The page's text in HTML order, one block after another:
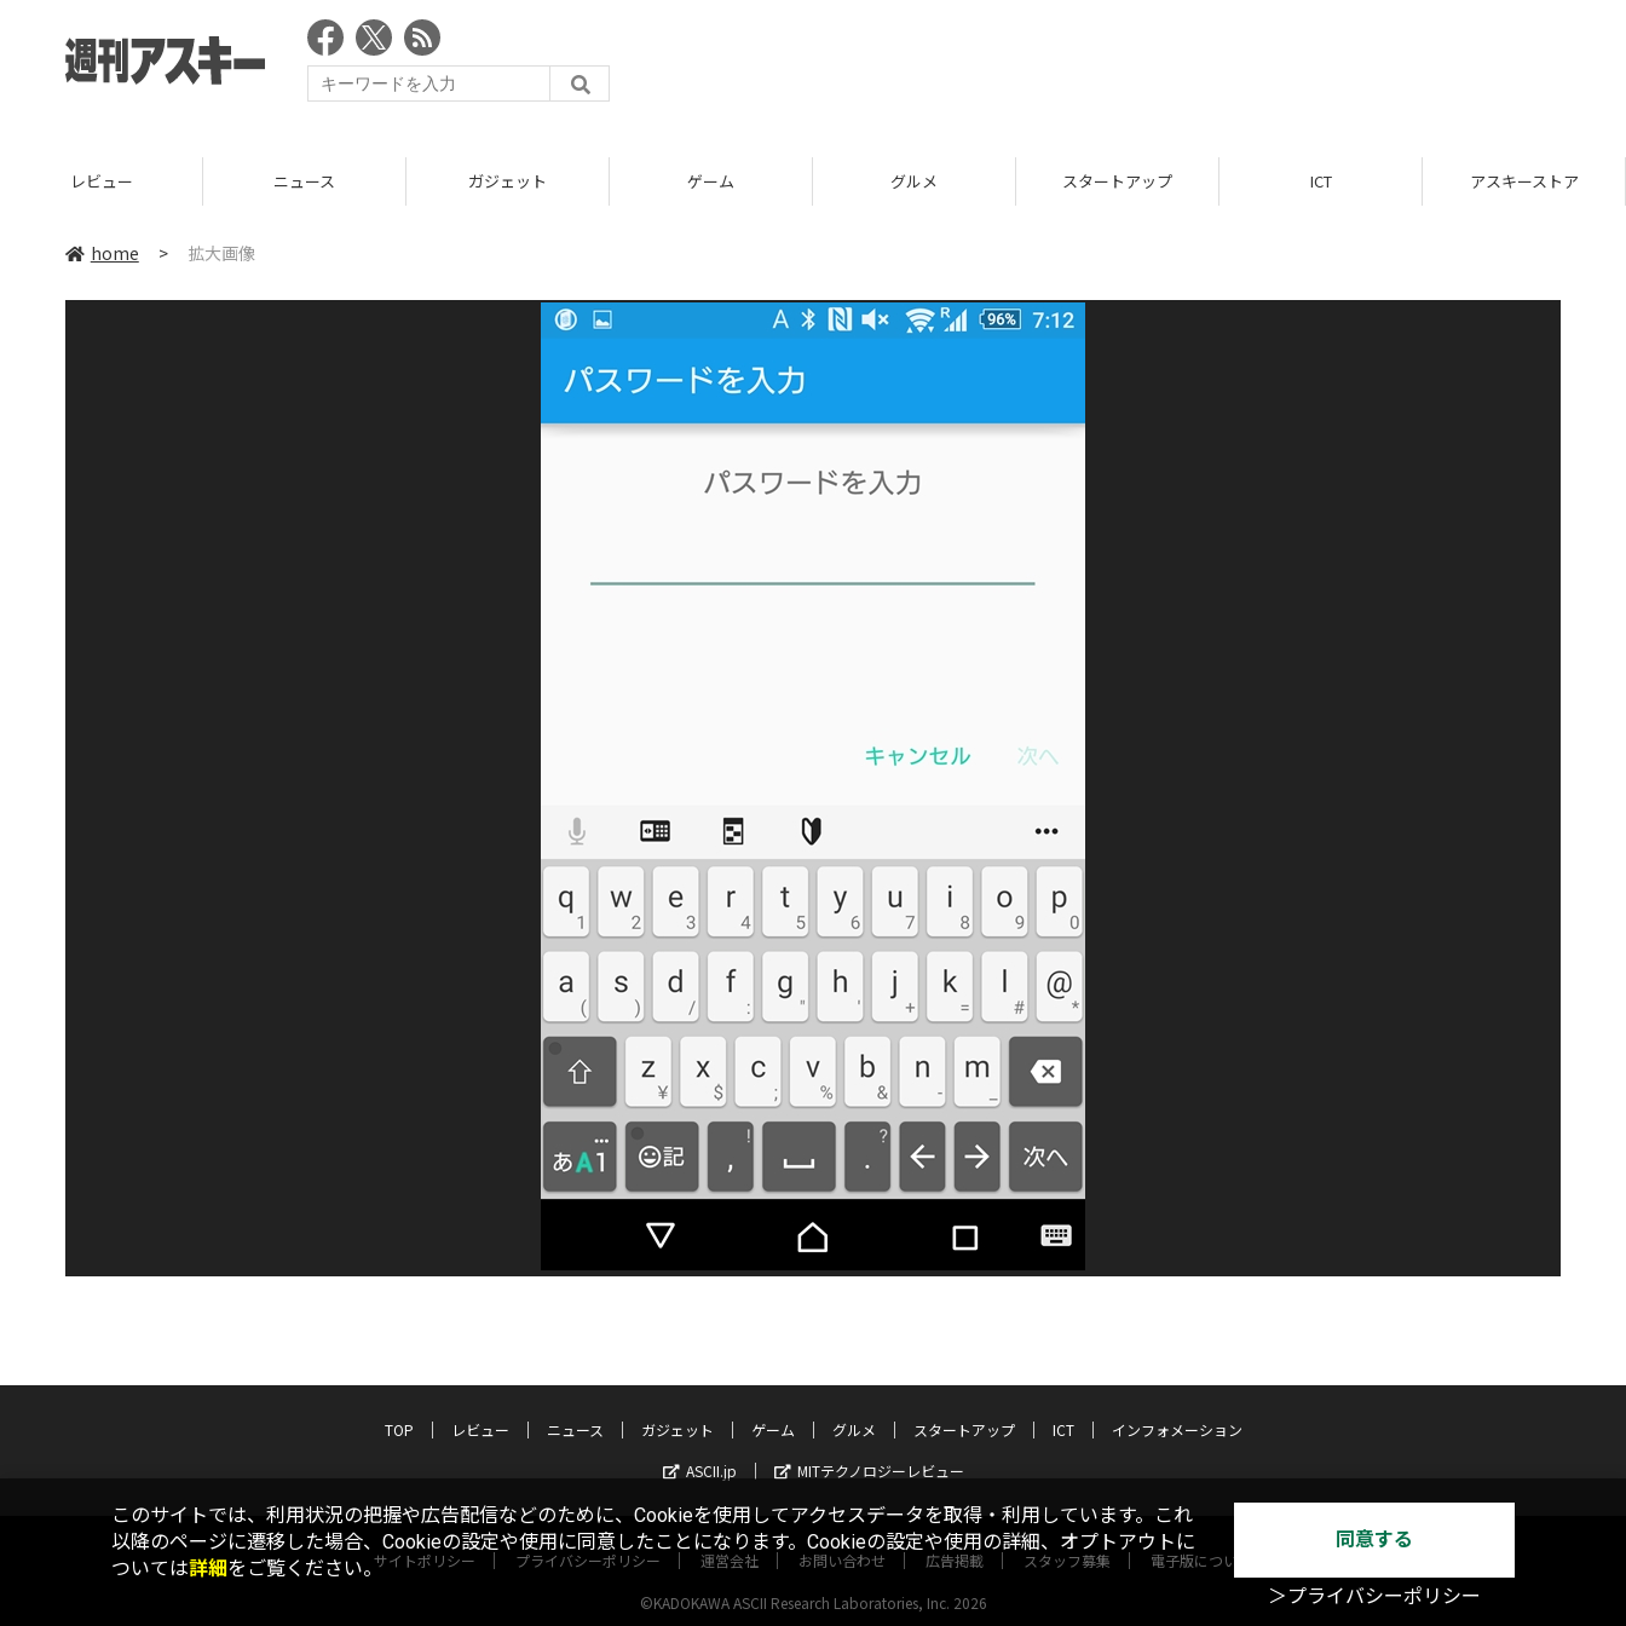
レビュー ニュース ガジェット ゲーム グルメ スタートアップ ICT アスキーストア
home > 拡大画像
TOP レビュー ニュース ガジェット ゲーム グルメ スタートアップ ICT
インフォメーション
ASCII.jp
MITテクノロジーレビュー
サイトポリシー プライバシーポリシー 運営会社 お問い合わせ 広告掲載 スタッフ募集 電子版について
©KADOKAWA ASCII Research Laboratories, Inc. 2026
このサイトでは、利用状況の把握や広告配信などのために、Cookieを使用してアクセスデータを取得・利用しています。これ
以降のページに遷移した場合、Cookieの設定や使用に同意したことになります。Cookieの設定や使用の詳細、オプトアウトに
ついては詳細をご覧ください。
同意する
＞プライバシーポリシー